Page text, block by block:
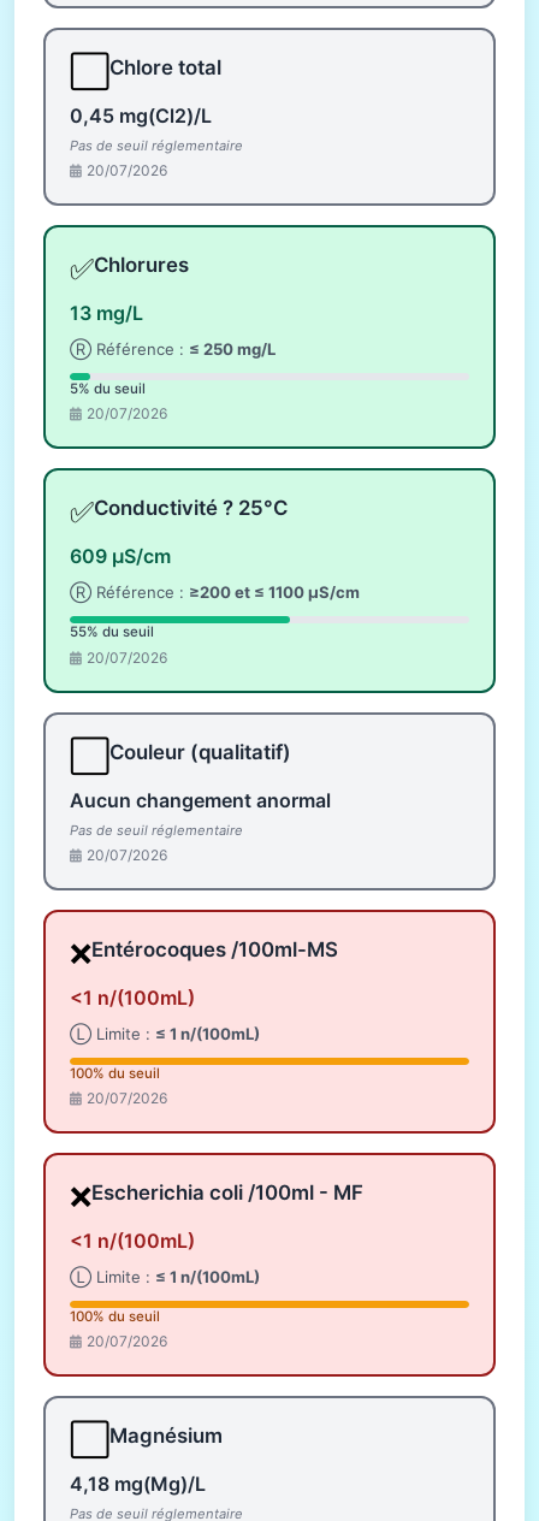
Chlore total
0,45 mg(Cl2)/L
Pas de seuil réglementaire
20/07/2026
✅Chlorures
13 mg/L
Ⓡ Référence : ≤ 250 mg/L
5% du seuil
20/07/2026
✅Conductivité ? 25°C
609 µS/cm
Ⓡ Référence : ≥200 et ≤ 1100 µS/cm
55% du seuil
20/07/2026
Couleur (qualitatif)
Aucun changement anormal
Pas de seuil réglementaire
20/07/2026
❌Entérocoques /100ml-MS
<1 n/(100mL)
Ⓛ Limite : ≤ 1 n/(100mL)
100% du seuil
20/07/2026
❌Escherichia coli /100ml - MF
<1 n/(100mL)
Ⓛ Limite : ≤ 1 n/(100mL)
100% du seuil
20/07/2026
Magnésium
4,18 mg(Mg)/L
Pas de seuil réglementaire